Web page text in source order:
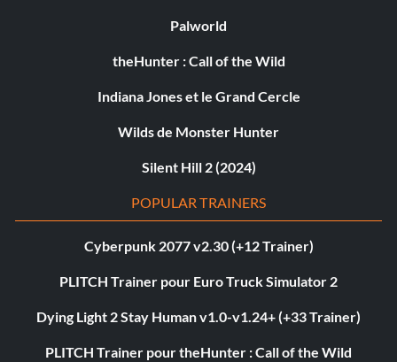
Palworld
theHunter : Call of the Wild
Indiana Jones et le Grand Cercle
Wilds de Monster Hunter
Silent Hill 2 (2024)
POPULAR TRAINERS
Cyberpunk 2077 v2.30 (+12 Trainer)
PLITCH Trainer pour Euro Truck Simulator 2
Dying Light 2 Stay Human v1.0-v1.24+ (+33 Trainer)
PLITCH Trainer pour theHunter : Call of the Wild